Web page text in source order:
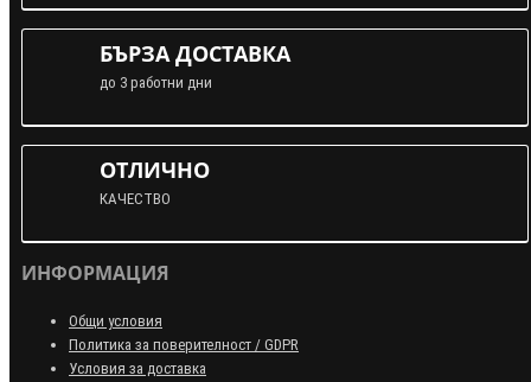
БЪРЗА ДОСТАВКА
до 3 работни дни
ОТЛИЧНО
КАЧЕСТВО
ИНФОРМАЦИЯ
Общи условия
Политика за поверителност / GDPR
Условия за доставка